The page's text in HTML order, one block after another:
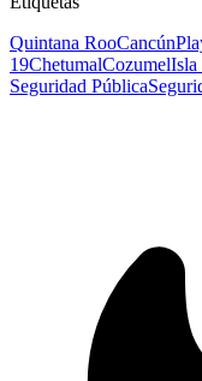
Quintana RooCancún
19ChetumalCozumelIsla
Seguridad Pública